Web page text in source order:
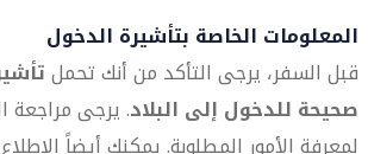
المعلومات الخاصة بتأشيرة الدخول
قبل السفر، يرجى التأكد من أنك تحمل
صحيحة للدخول إلى البلاد. يرجى مراجعة
لمعرفة الأمور المطلوبة. يمكنك أيضاً